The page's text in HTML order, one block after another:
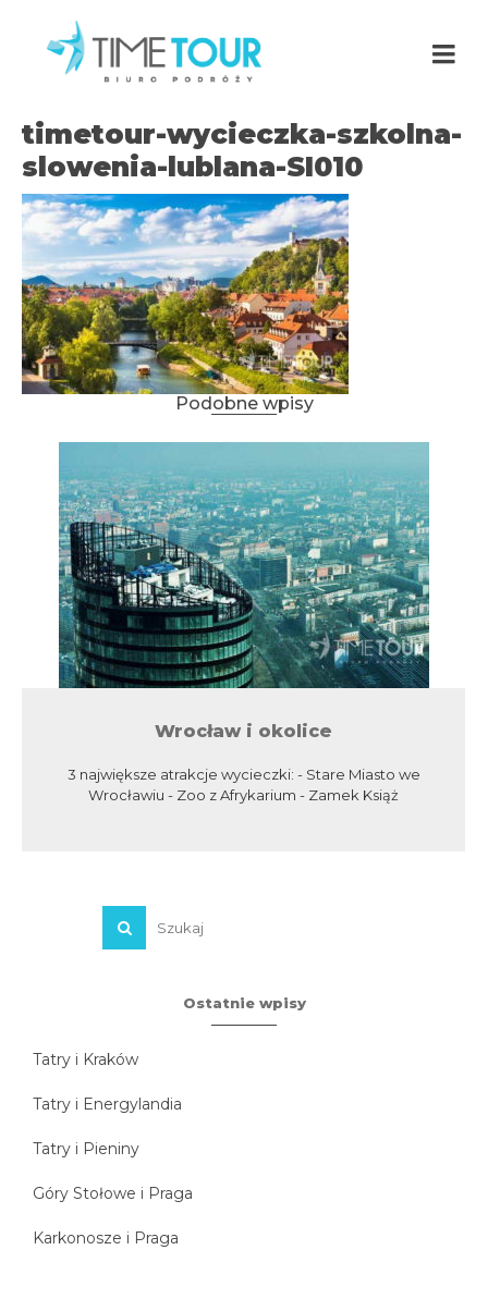
timetour-wycieczka-szkolna-
slowenia-lublana-SI010
Podobne wpisy
Wrocław i okolice
3 największe atrakcje wycieczki: - Stare Miasto we
Wrocławiu - Zoo z Afrykarium - Zamek Książ
Ostatnie wpisy
Tatry i Kraków
Tatry i Energylandia
Tatry i Pieniny
Góry Stołowe i Praga
Karkonosze i Praga